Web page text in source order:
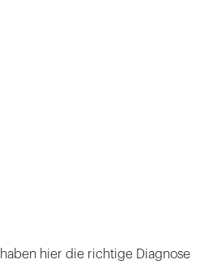
hier die richtige Diagnose